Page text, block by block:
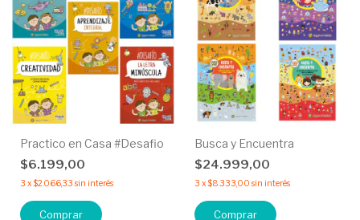
Practico en Casa #Desafio
$6.199,00
3 x$2.066,33 sin interés
Comprar
Busca y Encuentra
$24.999,00
3 x$8.333,00 sin interés
Comprar